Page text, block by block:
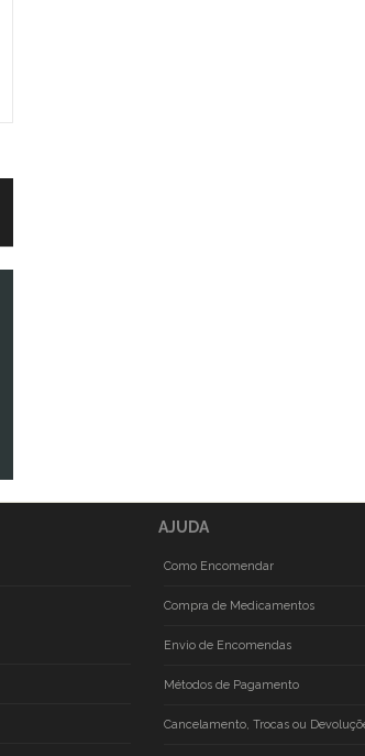
AJUDA
Como Encomendar
Compra de Medicamentos
Envio de Encomendas
Métodos de Pagamento
Cancelamento, Trocas ou